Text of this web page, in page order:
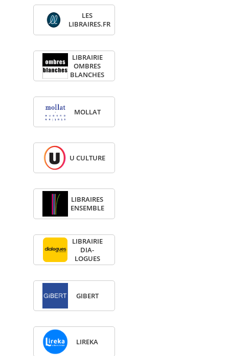
LES
LIBRAIRES.FR
LIBRAI­RIE
OMBRES
BLANCHES
MOL­LAT
U CULTURE
LIBRAIRES
ENSEMBLE
LIBRAI­RIE
DIA­
LOGUES
GIBERT
LIREKA